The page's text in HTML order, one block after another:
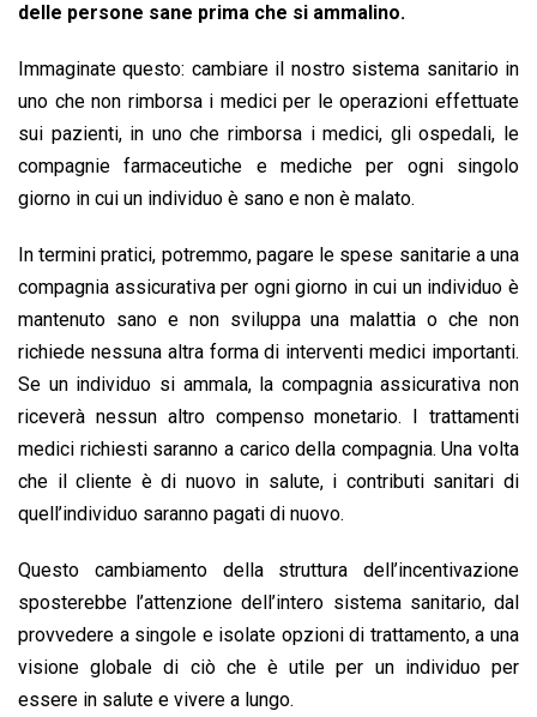
delle persone sane prima che si ammalino.
Immaginate questo: cambiare il nostro sistema sanitario in
uno che non rimborsa i medici per le operazioni effettuate
sui pazienti, in uno che rimborsa i medici, gli ospedali, le
compagnie farmaceutiche e mediche per ogni singolo
giorno in cui un individuo è sano e non è malato.
In termini pratici, potremmo, pagare le spese sanitarie a una
compagnia assicurativa per ogni giorno in cui un individuo è
mantenuto sano e non sviluppa una malattia o che non
richiede nessuna altra forma di interventi medici importanti.
Se un individuo si ammala, la compagnia assicurativa non
riceverà nessun altro compenso monetario. I trattamenti
medici richiesti saranno a carico della compagnia. Una volta
che il cliente è di nuovo in salute, i contributi sanitari di
quell’individuo saranno pagati di nuovo.
Questo cambiamento della struttura dell’incentivazione
sposterebbe l’attenzione dell’intero sistema sanitario, dal
provvedere a singole e isolate opzioni di trattamento, a una
visione globale di ciò che è utile per un individuo per
essere in salute e vivere a lungo.